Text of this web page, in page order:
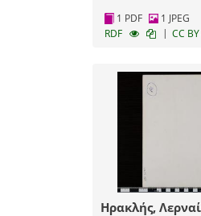
1 PDF
1 JPEG
RDF
| CC
Ηρακλής,